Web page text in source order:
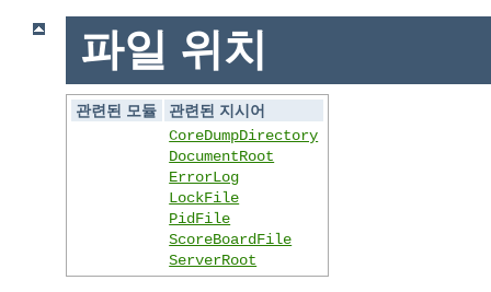
파일 위치
관련된 모듈
관련된 지시어
CoreDumpDirectory
DocumentRoot
ErrorLog
LockFile
PidFile
ScoreBoardFile
ServerRoot